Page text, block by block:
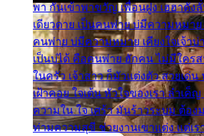
พา กันเข้าพาขวัญ เพื่อนฝูง เฮฮาดัง
เดียวดาย เป็นคนพ่าย บ่มีความหมาย
คนพ่าย บ่มีความหมาย เคียงใจเจ้าบ่
เป็นบ่ได้ คือคนพ่าย ฮักคน ไม่มีใคร
ในครัว เจ้าสาว ก็มัวแต่งตัว สวยเด่น
เฝ้าคอย ใจเต้น หัวใจของเรา ลำเค็
ความใน ใจ เศร้า มันร้าวระบม ต้อ
ท่ามความสุขี ช่วยงานเขาแต่ง แต่เ